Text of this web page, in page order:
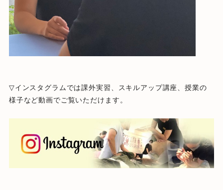
▽インスタグラムでは課外実習、スキルアップ講座、授業の
様子など動画でご覧いただけます。